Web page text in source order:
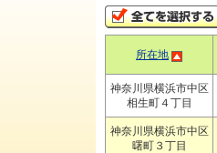
所在地
神奈川県横浜市中区
相生町４丁目
神奈川県横浜市中区
曙町３丁目